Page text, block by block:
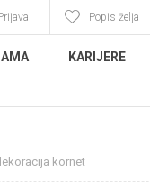
Popis želja
KARIJERE
kornet